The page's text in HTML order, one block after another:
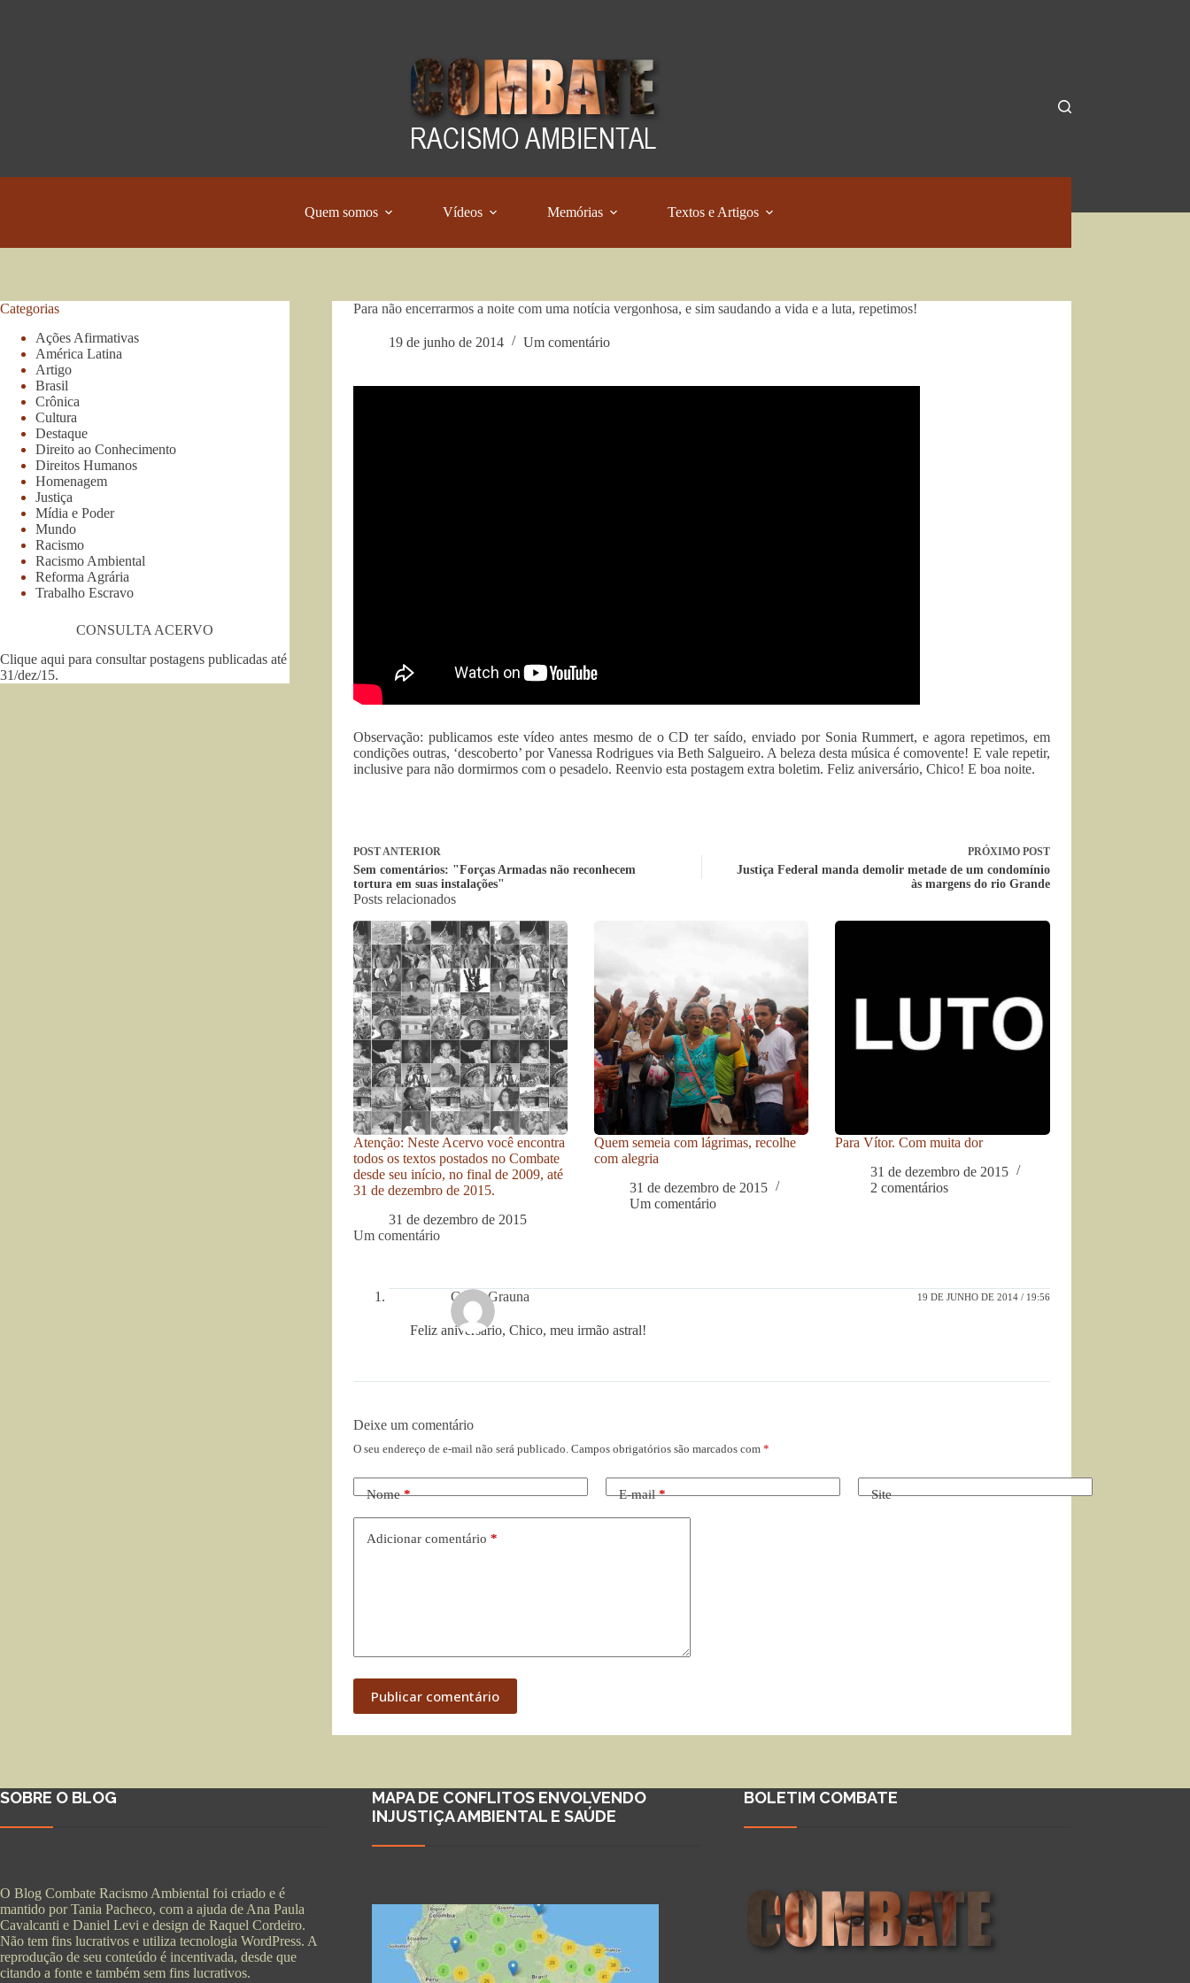
Quem somos Vídeos Memórias Textos e Artigos
Para não encerrarmos a noite com uma notícia vergonhosa, e sim saudando a vida e a luta, repetimos!
19 de junho de 2014 Um comentário
Observação: publicamos este vídeo antes mesmo de o CD ter saído, enviado por Sonia Rummert, e agora repetimos, em
condições outras, ‘descoberto’ por Vanessa Rodrigues via Beth Salgueiro. A beleza desta música é comovente! E vale repetir,
inclusive para não dormirmos com o pesadelo. Reenvio esta postagem extra boletim. Feliz aniversário, Chico! E boa noite.
POSTANTERIOR
Sem comentários: "Forças Armadas não reconhecem
tortura em suas instalações"
PRÓXIMO POST
Justiça Federal manda demolir metade de um condomínio
às margens do rio Grande
Posts relacionados
Atenção: Neste Acervo você encontra
todos os textos postados no Combate
desde seu início, no final de 2009, até
31 de dezembro de 2015.
31 de dezembro de 2015
Quem semeia com lágrimas, recolhe
com alegria
31 de dezembro de 2015
Um comentário
Para Vítor. Com muita dor
31 de dezembro de 2015
2 comentários
Um comentário
Graça Grauna 19 DE JUNHO DE 2014 / 19:56
Feliz aniversário, Chico, meu irmão astral!
Deixe um comentário
O seu endereço de e-mail não será publicado. Campos obrigatórios são marcados com *
Nome* E-mail* Site
Adicionar comentário *
Publicar comentário
Categorias
Ações Afirmativas
América Latina
Artigo
Brasil
Crônica
Cultura
Destaque
Direito ao Conhecimento
Direitos Humanos
Homenagem
Justiça
Mídia e Poder
Mundo
Racismo
Racismo Ambiental
Reforma Agrária
Trabalho Escravo
CONSULTA ACERVO
Clique aqui para consultar postagens publicadas até
31/dez/15.
SOBRE O BLOG
O Blog Combate Racismo Ambiental foi criado e é
mantido por Tania Pacheco, com a ajuda de Ana Paula
Cavalcanti e Daniel Levi e design de Raquel Cordeiro.
Não tem fins lucrativos e utiliza tecnologia WordPress. A
reprodução de seu conteúdo é incentivada, desde que
citando a fonte e também sem fins lucrativos.
MAPA DE CONFLITOS ENVOLVENDO
INJUSTIÇA AMBIENTAL E SAÚDE
BOLETIM COMBATE